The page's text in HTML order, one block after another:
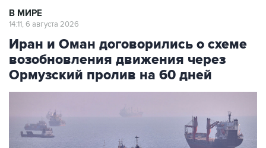
В МИРЕ
14:11, 6 августа 2026
Иран и Оман договорились о схеме
возобновления движения через
Ормузский пролив на 60 дней